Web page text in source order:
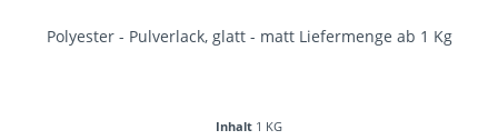
Polyester - Pulverlack, glatt - matt Liefermenge ab 1 Kg
Inhalt 1 KG